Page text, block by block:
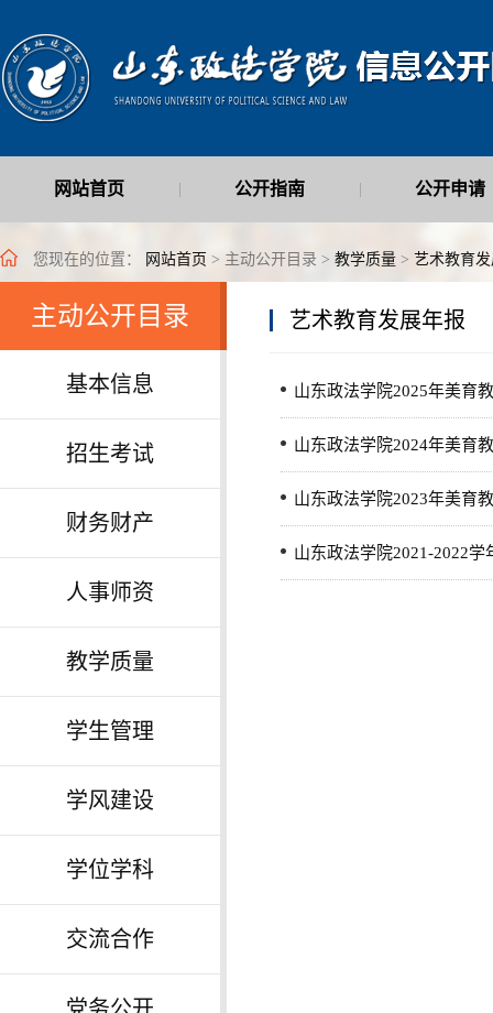
网站首页 公开指南 公开申请
最新公开信息 |
您现在的位置： 网站首页 > 主动公开目录 > 教学质量 > 艺术教育
主动公开目录
基本信息
招生考试
财务财产
人事师资
教学质量
学生管理
学风建设
学位学科
交流合作
艺术教育发展年报
山东政法学院2025年美育
山东政法学院2024年美育
山东政法学院2023年美育
山东政法学院2021-2022